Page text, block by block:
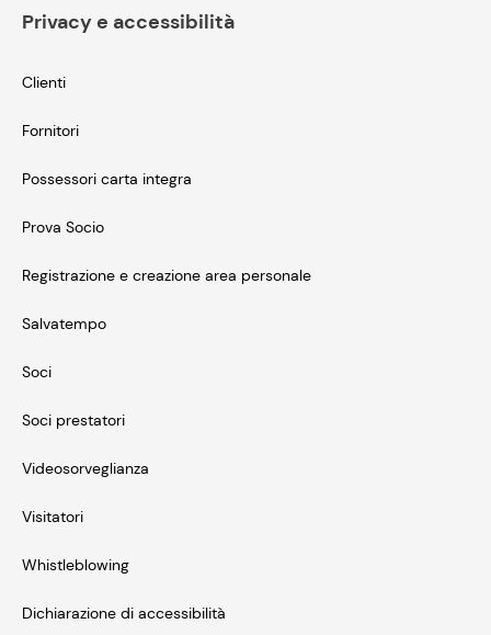
Privacy e accessibilità
Clienti
Fornitori
Possessori carta integra
Prova Socio
Registrazione e creazione area personale
Salvatempo
Soci
Soci prestatori
Videosorveglianza
Visitatori
Whistleblowing
Dichiarazione di accessibilità